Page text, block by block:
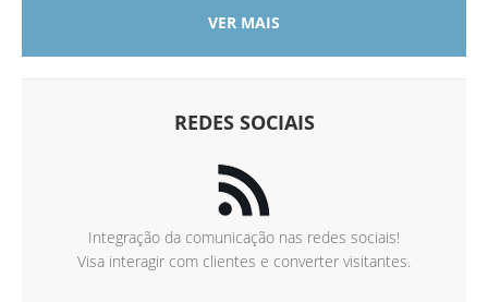
VER MAIS
REDES SOCIAIS
Integração da comunicação nas redes sociais!
Visa interagir com clientes e converter visitantes.